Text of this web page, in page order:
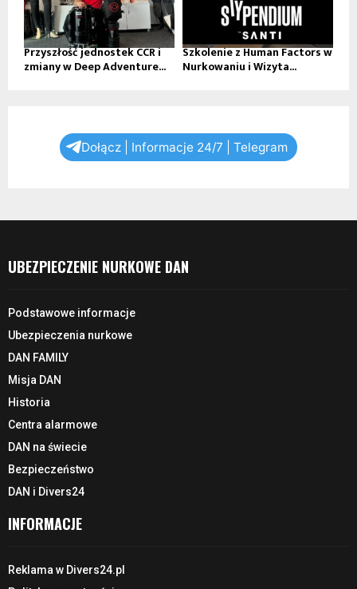
Przyszłość jednostek CCR i
zmiany w Deep Adventure...
Szkolenie z Human Factors w
Nurkowaniu i Wizyta...
Dołącz | Informacje 24/7 | Telegram
UBEZPIECZENIE NURKOWE DAN
Podstawowe informacje
Ubezpieczenia nurkowe
DAN FAMILY
Misja DAN
Historia
Centra alarmowe
DAN na świecie
Bezpieczeństwo
DAN i Divers24
INFORMACJE
Reklama w Divers24.pl